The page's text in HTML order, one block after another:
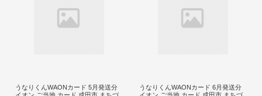
うなりくんWAONカード 5月発送分
イオン ご当地 カード 成田市 まちづ
うなりくんWAONカード 6月発送分
イオン ご当地 カード 成田市 まちづ